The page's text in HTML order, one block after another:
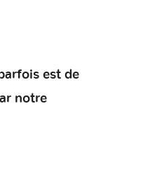
est de
notre